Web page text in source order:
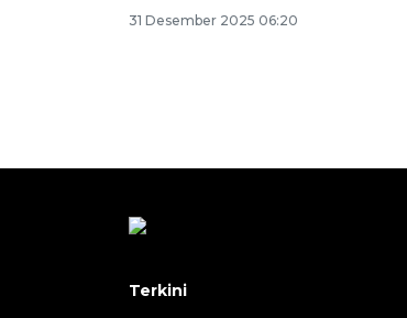
31 Desember 2025 06:20
Terkini